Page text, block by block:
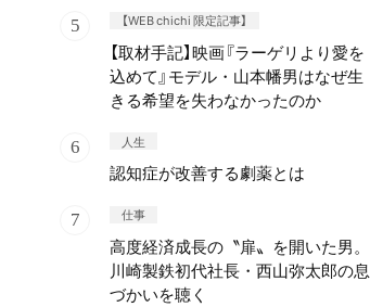
【WEB chichi 限定記事】
【取材手記】映画『ラーゲリより愛を
込めて』モデル・山本幡男はなぜ生
きる希望を失わなかったのか
人生
認知症が改善する劇薬とは
仕事
高度経済成長の〝扉〟を開いた男。
川崎製鉄初代社長・西山弥太郎の息
づかいを聴く